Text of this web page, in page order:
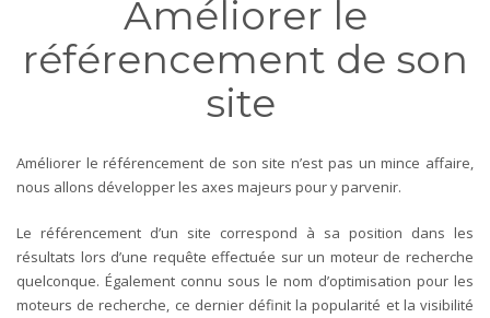
Améliorer le
référencement de son
site
Améliorer le référencement de son site n’est pas un mince affaire,
nous allons développer les axes majeurs pour y parvenir.
Le référencement d’un site correspond à sa position dans les
résultats lors d’une requête effectuée sur un moteur de recherche
quelconque. Également connu sous le nom d’optimisation pour les
moteurs de recherche, ce dernier définit la popularité et la visibilité